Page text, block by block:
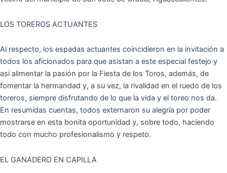
LOS TOREROS ACTUANTES
Al respecto, los espadas actuantes coincidieron en la invitación a
todos los aficionados para que asistan a este especial festejo y
así alimentar la pasión por la Fiesta de los Toros, además, de
fomentar la hermandad y, a su vez, la rivalidad en el ruedo de los
toreros, siempre disfrutando de lo que la vida y el toreo nos da.
En resumidas cuentas, todos externaron su alegría por poder
mostrarse en esta bonita oportunidad y, sobre todo, haciendo
todo con mucho profesionalismo y respeto.
EL GANADERO EN CAPILLA